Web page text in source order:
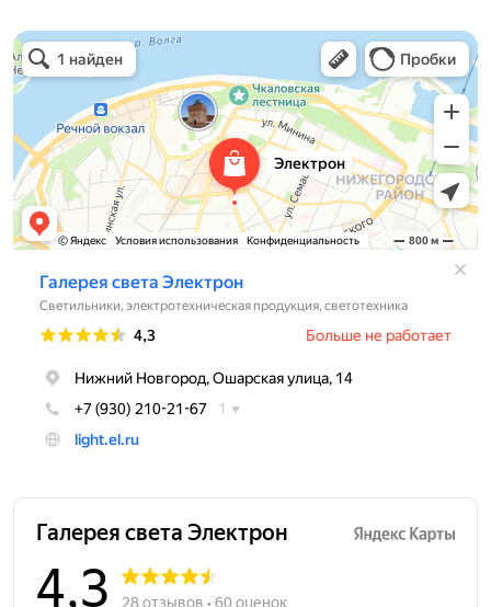
Электрон
Светильники в Нижнем Новгороде
Электротехническая продукция в Нижнем Новгороде